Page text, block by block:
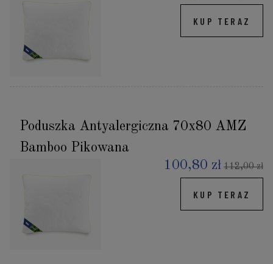
KUP TERAZ
Poduszka Antyalergiczna 70x80 AMZ
Bamboo Pikowana
100,80 zł 112,00 zł
KUP TERAZ